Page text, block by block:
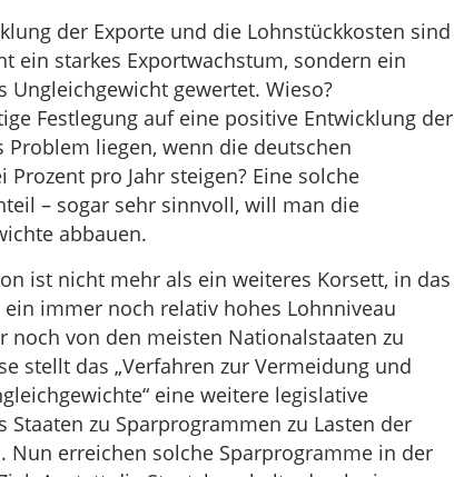
der Exporte und die Lohnstückkosten sind
ein starkes Exportwachstum, sondern ein
Ungleichgewicht gewertet. Wieso?
Festlegung auf eine positive Entwicklung der
liegen, wenn die deutschen
pro Jahr steigen? Eine solche
– sogar sehr sinnvoll, will man die
abbauen.
ist nicht mehr als ein weiteres Korsett, in das
immer noch relativ hohes Lohnniveau
von den meisten Nationalstaaten zu
stellt das „Verfahren zur Vermeidung und
eine weitere legislative
zu Sparprogrammen zu Lasten der
Nun erreichen solche Sparprogramme in der